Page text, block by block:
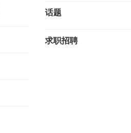
话题
求职招聘